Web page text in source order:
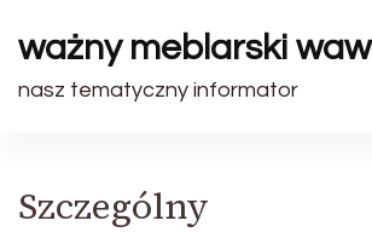
ważny meblarski waw
nasz tematyczny informator
Szczególny